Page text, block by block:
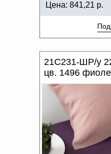
Цена: 841,21 р.
21С231-ШР/у
цв. 1496